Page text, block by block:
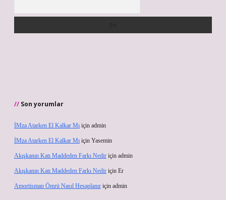
Son yorumlar
İMza Atarken El Kalkar Mı için admin
İMza Atarken El Kalkar Mı için Yasemin
Akışkanın Katı Maddeden Farkı Nedir için admin
Akışkanın Katı Maddeden Farkı Nedir için Er
Amortisman Ömrü Nasıl Hesaplanır için admin